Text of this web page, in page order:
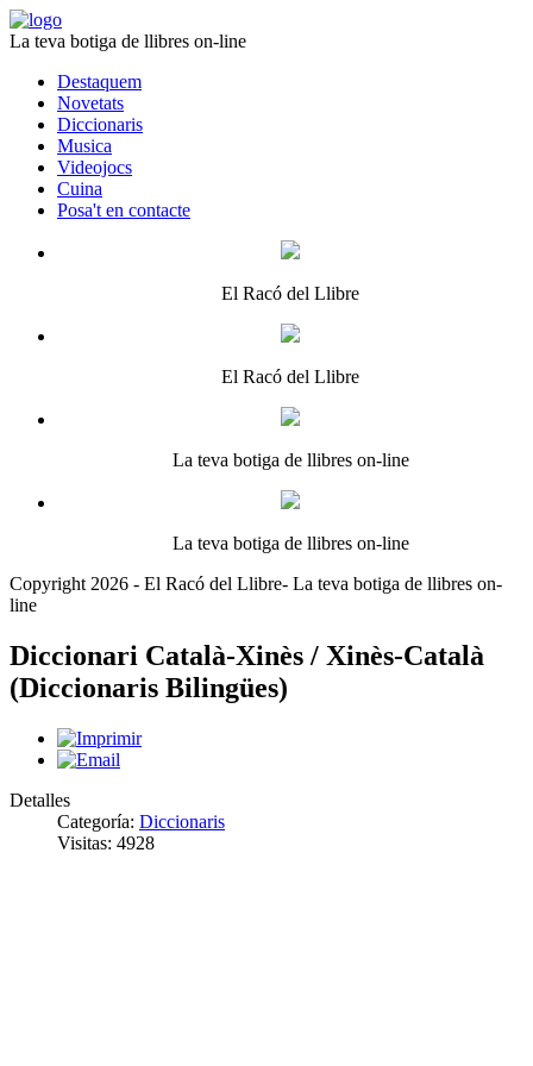
La teva botiga de llibres on-line
Destaquem
Novetats
Diccionaris
Musica
Videojocs
Cuina
Posa't en contacte
El Racó del Llibre
El Racó del Llibre
La teva botiga de llibres on-line
La teva botiga de llibres on-line
Copyright 2026 - El Racó del Llibre- La teva botiga de llibres on-
line
Diccionari Català-Xinès / Xinès-Català
(Diccionaris Bilingües)
Detalles
Categoría: Diccionaris
Visitas: 4928